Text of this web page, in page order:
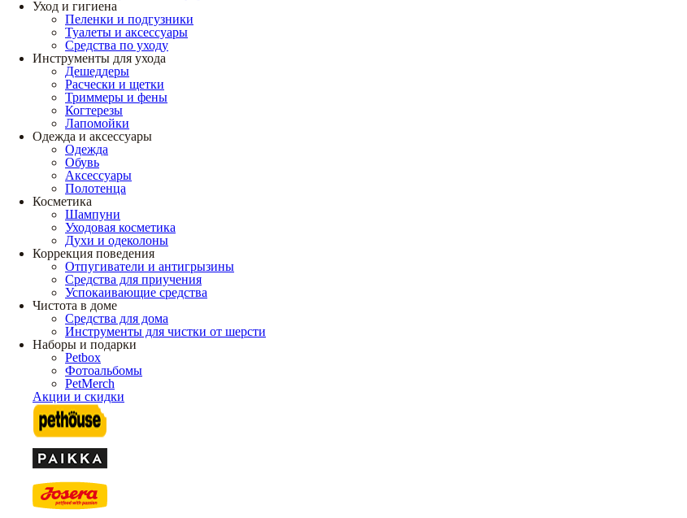
Уход и гигиена
Пеленки и подгузники
Туалеты и аксессуары
Средства по уходу
Инструменты для ухода
Дешеддеры
Расчески и щетки
Триммеры и фены
Когтерезы
Лапомойки
Одежда и аксессуары
Одежда
Обувь
Аксессуары
Полотенца
Косметика
Шампуни
Уходовая косметика
Духи и одеколоны
Коррекция поведения
Отпугиватели и антигрызины
Средства для приучения
Успокаивающие средства
Чистота в доме
Средства для дома
Инструменты для чистки от шерсти
Наборы и подарки
Petbox
Фотоальбомы
PetMerch
Акции и скидки